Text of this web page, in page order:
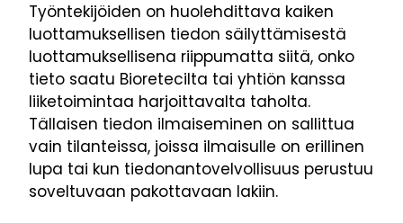
Työntekijöiden on huolehdittava kaiken
luottamuksellisen tiedon säilyttämisestä
luottamuksellisena riippumatta siitä, onko
tieto saatu Bioretecilta tai yhtiön kanssa
liiketoimintaa harjoittavalta taholta.
Tällaisen tiedon ilmaiseminen on sallittua
vain tilanteissa, joissa ilmaisulle on erillinen
lupa tai kun tiedonantovelvollisuus perustuu
soveltuvaan pakottavaan lakiin.